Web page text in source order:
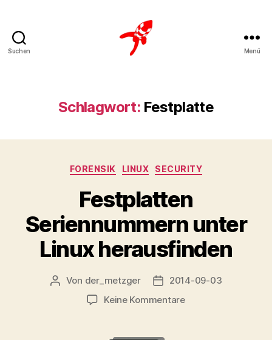
Suchen Menü
Schlagwort: Festplatte
Kategorien
FORENSIK LINUX SECURITY
Festplatten
Seriennummern unter
Linux herausfinden
Beitragsautor
Von der_metzger Veröffentlichungsdatum
2014-09-03
Keine Kommentarezu